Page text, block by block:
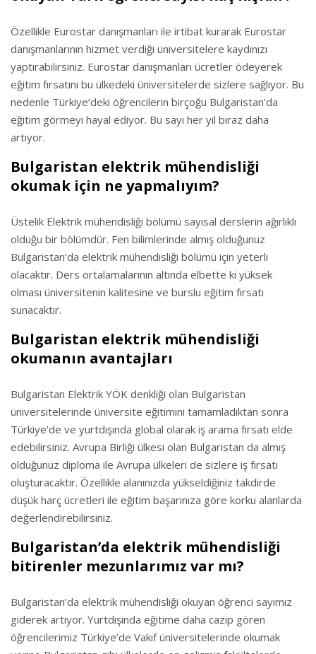
Özellikle Eurostar danışmanları ile irtibat kurarak Eurostar
danışmanlarının hizmet verdiği üniversitelere kaydınızı
yaptırabilirsiniz. Eurostar danışmanları ücretler ödeyerek
eğitim fırsatını bu ülkedeki üniversitelerde sizlere sağlıyor. Bu
nedenle Türkiye’deki öğrencilerin birçoğu Bulgaristan’da
eğitim görmeyi hayal ediyor. Bu sayı her yıl biraz daha
artıyor.
Bulgaristan elektrik mühendisliği
okumak için ne yapmalıyım?
Üstelik Elektrik mühendisliği bölümü sayısal derslerin ağırlıklı
olduğu bir bölümdür. Fen bilimlerinde almış olduğunuz
Bulgaristan’da elektrik mühendisliği bölümü için yeterli
olacaktır. Ders ortalamalarının altında elbette ki yüksek
olması üniversitenin kalitesine ve burslu eğitim fırsatı
sunacaktır.
Bulgaristan elektrik mühendisliği
okumanın avantajları
Bulgaristan Elektrik YÖK denkliği olan Bulgaristan
üniversitelerinde üniversite eğitimini tamamladıktan sonra
Türkiye’de ve yurtdışında global olarak iş arama fırsatı elde
edebilirsiniz. Avrupa Birliği ülkesi olan Bulgaristan da almış
olduğunuz diploma ile Avrupa ülkeleri de sizlere iş fırsatı
oluşturacaktır. Özellikle alanınızda yükseldiğiniz takdirde
düşük harç ücretleri ile eğitim başarınıza göre korku alanlarda
değerlendirebilirsiniz.
Bulgaristan’da elektrik mühendisliği
bitirenler mezunlarımız var mı?
Bulgaristan’da elektrik mühendisliği okuyan öğrenci sayımız
giderek artıyor. Yurtdışında eğitime daha cazip gören
öğrencilerimiz Türkiye’de Vakıf üniversitelerinde okumak